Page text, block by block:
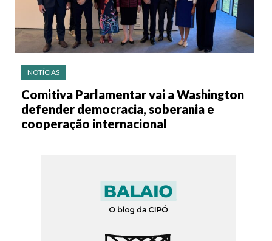
NOTÍCIAS
Comitiva Parlamentar vai a Washington
defender democracia, soberania e
cooperação internacional